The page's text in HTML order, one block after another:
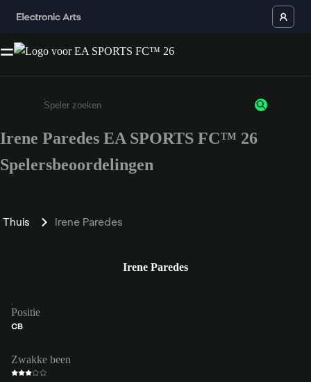
Enter a minimum of 3 characters or numbers
Irene Paredes EA SPORTS FC™ 26
Spelersbeoordelingen
Thuis Irene Paredes
Irene Paredes
Positie
CB
Zwakke been